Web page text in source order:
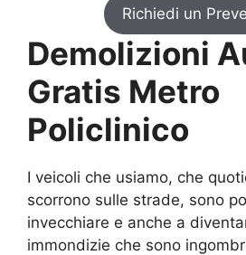
Richiedi un
Demolizioni
Gratis Metro
Policlinico
I veicoli che usiamo, che
scorrono sulle strade, sono
invecchiare e anche a
immondizie che sono